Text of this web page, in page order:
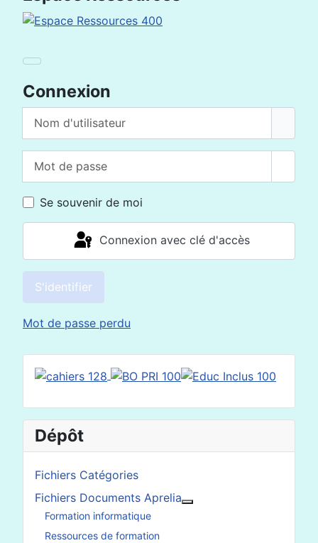
Connexion
Se souvenir de moi
Connexion avec clé d'accès
S'identifier
Mot de passe perdu
Dépôt
Fichiers Catégories
Fichiers Documents Aprelia
Formation informatique
Ressources de formation